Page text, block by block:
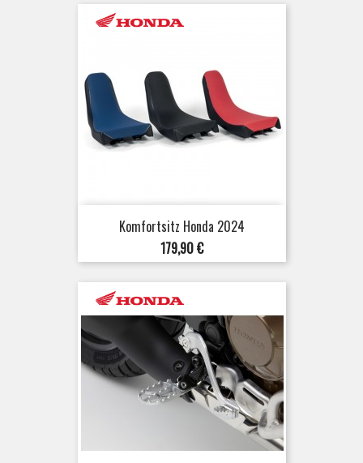
Komfortsitz Honda 2024
Preis
179,90 €